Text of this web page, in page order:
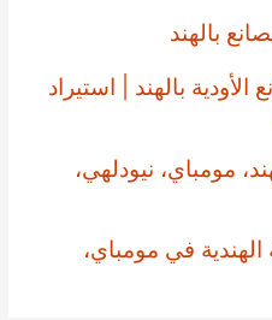
بالهند
بالهند | استيراد
مومباي، نيودلهي،
في مومباي،